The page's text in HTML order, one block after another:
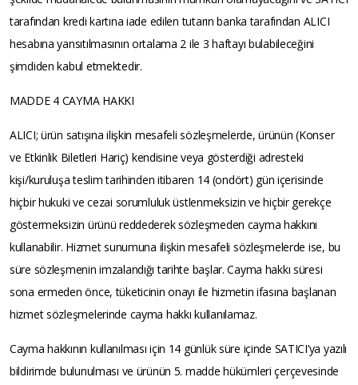
tarafından kredi kartına iade edilen tutarın banka tarafından ALICI
hesabına yansıtılmasının ortalama 2 ile 3 haftayı bulabileceğini
şimdiden kabul etmektedir.
MADDE 4 CAYMA HAKKI
ALICI; ürün satışına ilişkin mesafeli sözleşmelerde, ürünün (Konser
ve Etkinlik Biletleri Hariç) kendisine veya gösterdiği adresteki
kişi/kuruluşa teslim tarihinden itibaren 14 (ondört) gün içerisinde
hiçbir hukuki ve cezai sorumluluk üstlenmeksizin ve hiçbir gerekçe
göstermeksizin ürünü reddederek sözleşmeden cayma hakkını
kullanabilir. Hizmet sunumuna ilişkin mesafeli sözleşmelerde ise, bu
süre sözleşmenin imzalandığı tarihte başlar. Cayma hakkı süresi
sona ermeden önce, tüketicinin onayı ile hizmetin ifasına başlanan
hizmet sözleşmelerinde cayma hakkı kullanılamaz.
Cayma hakkının kullanılması için 14 günlük süre içinde SATICI’ya yazılı
bildirimde bulunulması ve ürünün 5. madde hükümleri çerçevesinde